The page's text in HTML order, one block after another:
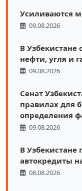
Усиливаются
09.08.2026
В Узбекистане
нефти, угля и
09.08.2026
Сенат
правилах для
определения
09.08.2026
В
автокредиты
08.08.2026